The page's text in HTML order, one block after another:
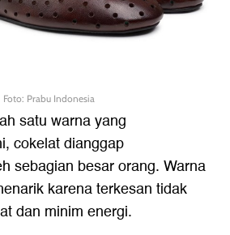
Foto: Prabu Indonesia
satu warna yang
cokelat dianggap
sebagian besar orang. Warna
karena terkesan tidak
dan minim energi.